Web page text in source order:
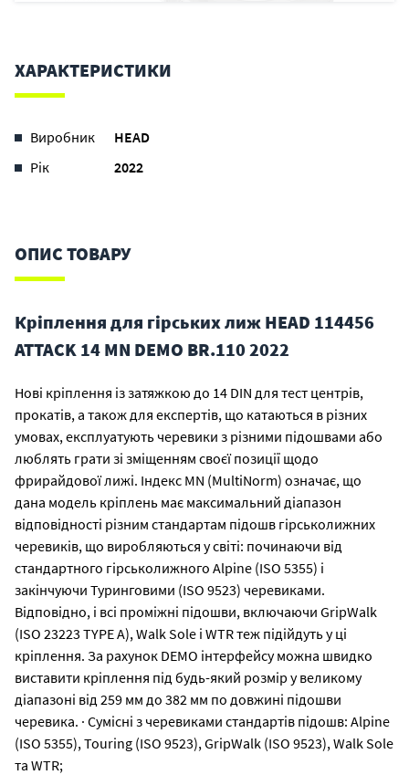
ХАРАКТЕРИСТИКИ
Виробник
HEAD
Рік
2022
ОПИС ТОВАРУ
Кріплення для гірських лиж HEAD 114456
ATTACK 14 MN DEMO BR.110 2022
Нові кріплення із затяжкою до 14 DIN для тест центрів,
прокатів, а також для експертів, що катаються в різних
умовах, експлуатують черевики з різними підошвами або
люблять грати зі зміщенням своєї позиції щодо
фрирайдової лижі. Індекс MN (MultiNorm) означає, що
дана модель кріплень має максимальний діапазон
відповідності різним стандартам підошв гірськолижних
черевиків, що виробляються у світі: починаючи від
стандартного гірськолижного Alpine (ISO 5355) і
закінчуючи Туринговими (ISO 9523) черевиками.
Відповідно, і всі проміжні підошви, включаючи GripWalk
(ISO 23223 TYPE A), Walk Sole і WTR теж підійдуть у ці
кріплення. За рахунок DEMO інтерфейсу можна швидко
виставити кріплення під будь-який розмір у великому
діапазоні від 259 мм до 382 мм по довжині підошви
черевика. · Сумісні з черевиками стандартів підошв: Alpine
(ISO 5355), Touring (ISO 9523), GripWalk (ISO 9523), Walk Sole
та WTR;